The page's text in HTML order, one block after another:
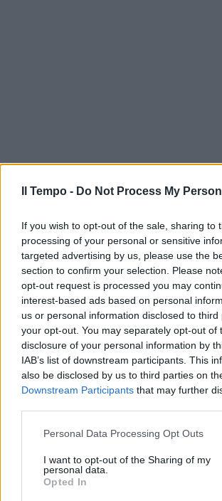
Il Tempo - Do Not Process My
If you wish to opt-out of the sale, sharing to
processing of your personal or sensitive
targeted advertising by us, please use the
section to confirm your selection. Please
opt-out request is processed you may
interest-based ads based on personal
us or personal information disclosed to
your opt-out. You may separately opt-out of
disclosure of your personal information by
IAB’s list of downstream participants. This
also be disclosed by us to third parties on
Downstream Participants that may further
Personal Data Processing Opt Outs
I want to opt-out of the Sharing of my
personal data.
Opted In